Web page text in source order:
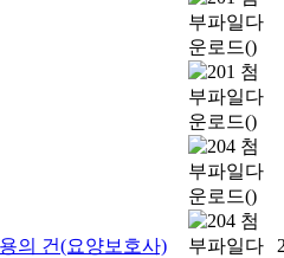
의 건(요양보호사)